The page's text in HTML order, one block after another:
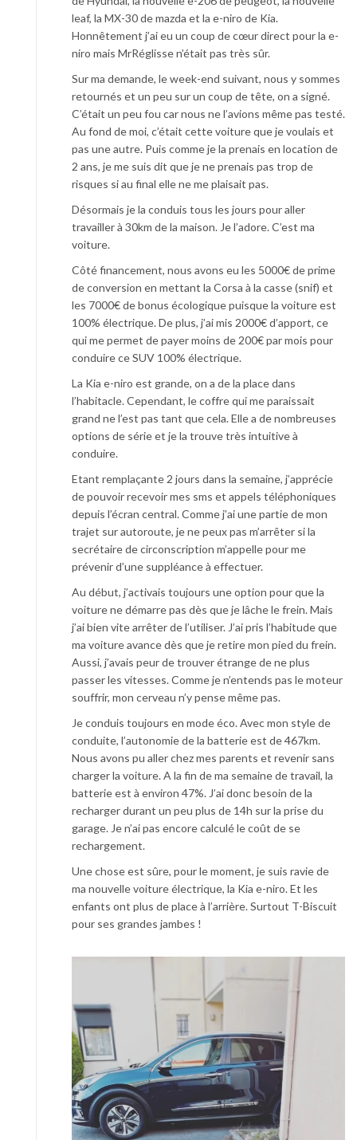
leaf, la MX-30 de mazda et la e-niro de Kia.
Honnêtement j’ai eu un coup de cœur direct pour la e-
niro mais MrRéglisse n’était pas très sûr.
Sur ma demande, le week-end suivant, nous y sommes
retournés et un peu sur un coup de tête, on a signé.
C’était un peu fou car nous ne l’avions même pas testé.
Au fond de moi, c’était cette voiture que je voulais et
pas une autre. Puis comme je la prenais en location de
2 ans, je me suis dit que je ne prenais pas trop de
risques si au final elle ne me plaisait pas.
Désormais je la conduis tous les jours pour aller
travailler à 30km de la maison. Je l’adore. C’est ma
voiture.
Côté financement, nous avons eu les 5000€ de prime
de conversion en mettant la Corsa à la casse (snif) et
les 7000€ de bonus écologique puisque la voiture est
100% électrique. De plus, j’ai mis 2000€ d’apport, ce
qui me permet de payer moins de 200€ par mois pour
conduire ce SUV 100% électrique.
La Kia e-niro est grande, on a de la place dans
l’habitacle. Cependant, le coffre qui me paraissait
grand ne l’est pas tant que cela. Elle a de nombreuses
options de série et je la trouve très intuitive à
conduire.
Etant remplaçante 2 jours dans la semaine, j’apprécie
de pouvoir recevoir mes sms et appels téléphoniques
depuis l’écran central. Comme j’ai une partie de mon
trajet sur autoroute, je ne peux pas m’arrêter si la
secrétaire de circonscription m’appelle pour me
prévenir d’une suppléance à effectuer.
Au début, j’activais toujours une option pour que la
voiture ne démarre pas dès que je lâche le frein. Mais
j’ai bien vite arrêter de l’utiliser. J’ai pris l’habitude que
ma voiture avance dès que je retire mon pied du frein.
Aussi, j’avais peur de trouver étrange de ne plus
passer les vitesses. Comme je n’entends pas le moteur
souffrir, mon cerveau n’y pense même pas.
Je conduis toujours en mode éco. Avec mon style de
conduite, l’autonomie de la batterie est de 467km.
Nous avons pu aller chez mes parents et revenir sans
charger la voiture. A la fin de ma semaine de travail, la
batterie est à environ 47%. J’ai donc besoin de la
recharger durant un peu plus de 14h sur la prise du
garage. Je n’ai pas encore calculé le coût de se
rechargement.
Une chose est sûre, pour le moment, je suis ravie de
ma nouvelle voiture électrique, la Kia e-niro. Et les
enfants ont plus de place à l’arrière. Surtout T-Biscuit
pour ses grandes jambes !